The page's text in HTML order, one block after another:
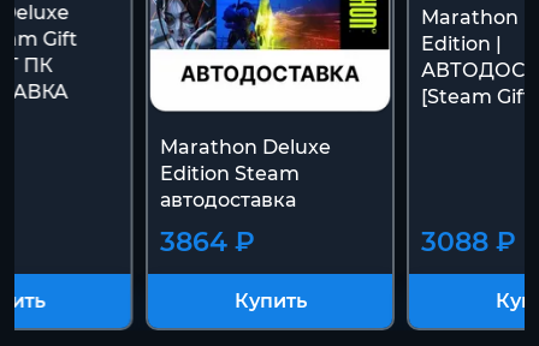
Gift
ПК
Marathon Deluxe
Edition Steam
автодоставка
3864 ₽
Купить
Marathon
Edition |
[Steam Gift]
3088 ₽